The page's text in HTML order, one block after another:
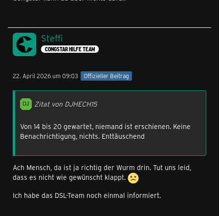
Steffi
CONGSTAR HILFE TEAM
22. April 2026 um 09:03 Offizieller Beitrag
Zitat von DJHECH15
Von 14 bis 20 gewartet, niemand ist erschienen. Keine
Benachrichtigung, nichts. Enttäuschend
Ach Mensch, da ist ja richtig der Wurm drin. Tut uns leid,
dass es nicht wie gewünscht klappt.
Ich habe das DSL-Team noch einmal informiert.